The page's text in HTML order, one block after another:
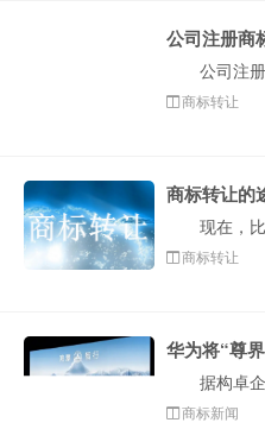
公司注册商
商标转让
商标转让的
商标转让
华为将“尊
商标新闻